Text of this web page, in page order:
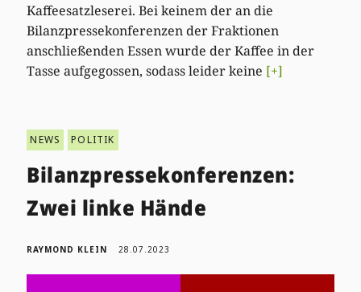
Kaffeesatzleserei. Bei keinem der an die
Bilanzpressekonferenzen der Fraktionen
anschließenden Essen wurde der Kaffee in der
Tasse aufgegossen, sodass leider keine [+]
NEWS POLITIK
Bilanzpressekonferenzen:
Zwei linke Hände
RAYMOND KLEIN 28.07.2023